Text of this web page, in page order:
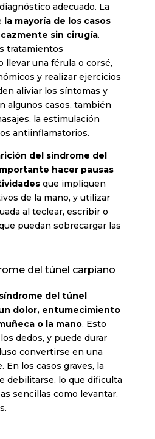
adecuado. La
la mayoría de los casos
sin cirugía.
tratamientos
llevar una férula o corsé,
y realizar ejercicios
aliviar los síntomas y
algunos casos, también
la estimulación
antiinflamatorios.
del síndrome del
hacer pausas
que impliquen
de la mano, y utilizar
al teclear, escribir o
puedan sobrecargar las
del túnel carpiano
del túnel
dolor, entumecimiento
o la mano. Esto
dedos, y puede durar
convertirse en una
los casos graves, la
debilitarse, lo que dificulta
sencillas como levantar,